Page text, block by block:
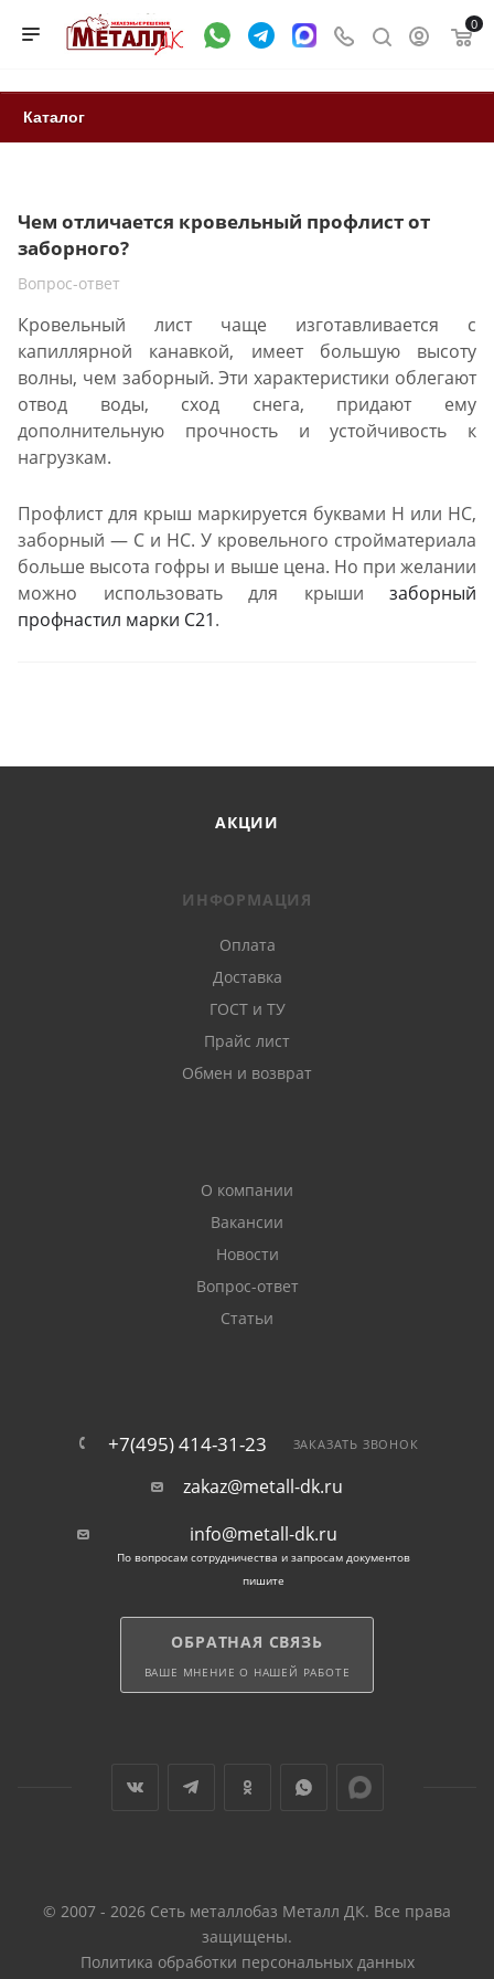
0
Каталог
Чем отличается кровельный профлист от
заборного?
Вопрос-ответ
Кровельный лист чаще изготавливается с
капиллярной канавкой, имеет большую высоту
волны, чем заборный. Эти характеристики облегают
отвод воды, сход снега, придают ему
дополнительную прочность и устойчивость к
нагрузкам.
Профлист для крыш маркируется буквами Н или НС,
заборный — С и НС. У кровельного стройматериала
больше высота гофры и выше цена. Но при желании
можно использовать для крыши заборный
профнастил марки С21.
АКЦИИ
ИНФОРМАЦИЯ
Оплата
Доставка
ГОСТ и ТУ
Прайс лист
Обмен и возврат
О компании
Вакансии
Новости
Вопрос-ответ
Статьи
+7(495) 414-31-23 ЗАКАЗАТЬ ЗВОНОК
zakaz@metall-dk.ru
info@metall-dk.ru
По вопросам сотрудничества и запросам документов
пишите
ОБРАТНАЯ СВЯЗЬ
ВАШЕ МНЕНИЕ О НАШЕЙ РАБОТЕ
© 2007 - 2026 Сеть металлобаз Металл ДК. Все права
защищены.
Политика обработки персональных данных